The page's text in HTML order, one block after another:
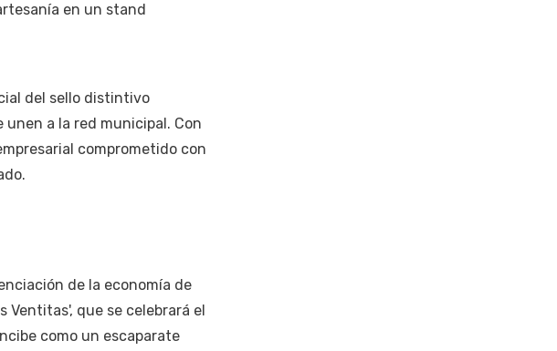
en un stand
del sello distintivo
a la red municipal. Con
comprometido con
de la economía de
Ventitas', que se celebrará el
como un escaparate